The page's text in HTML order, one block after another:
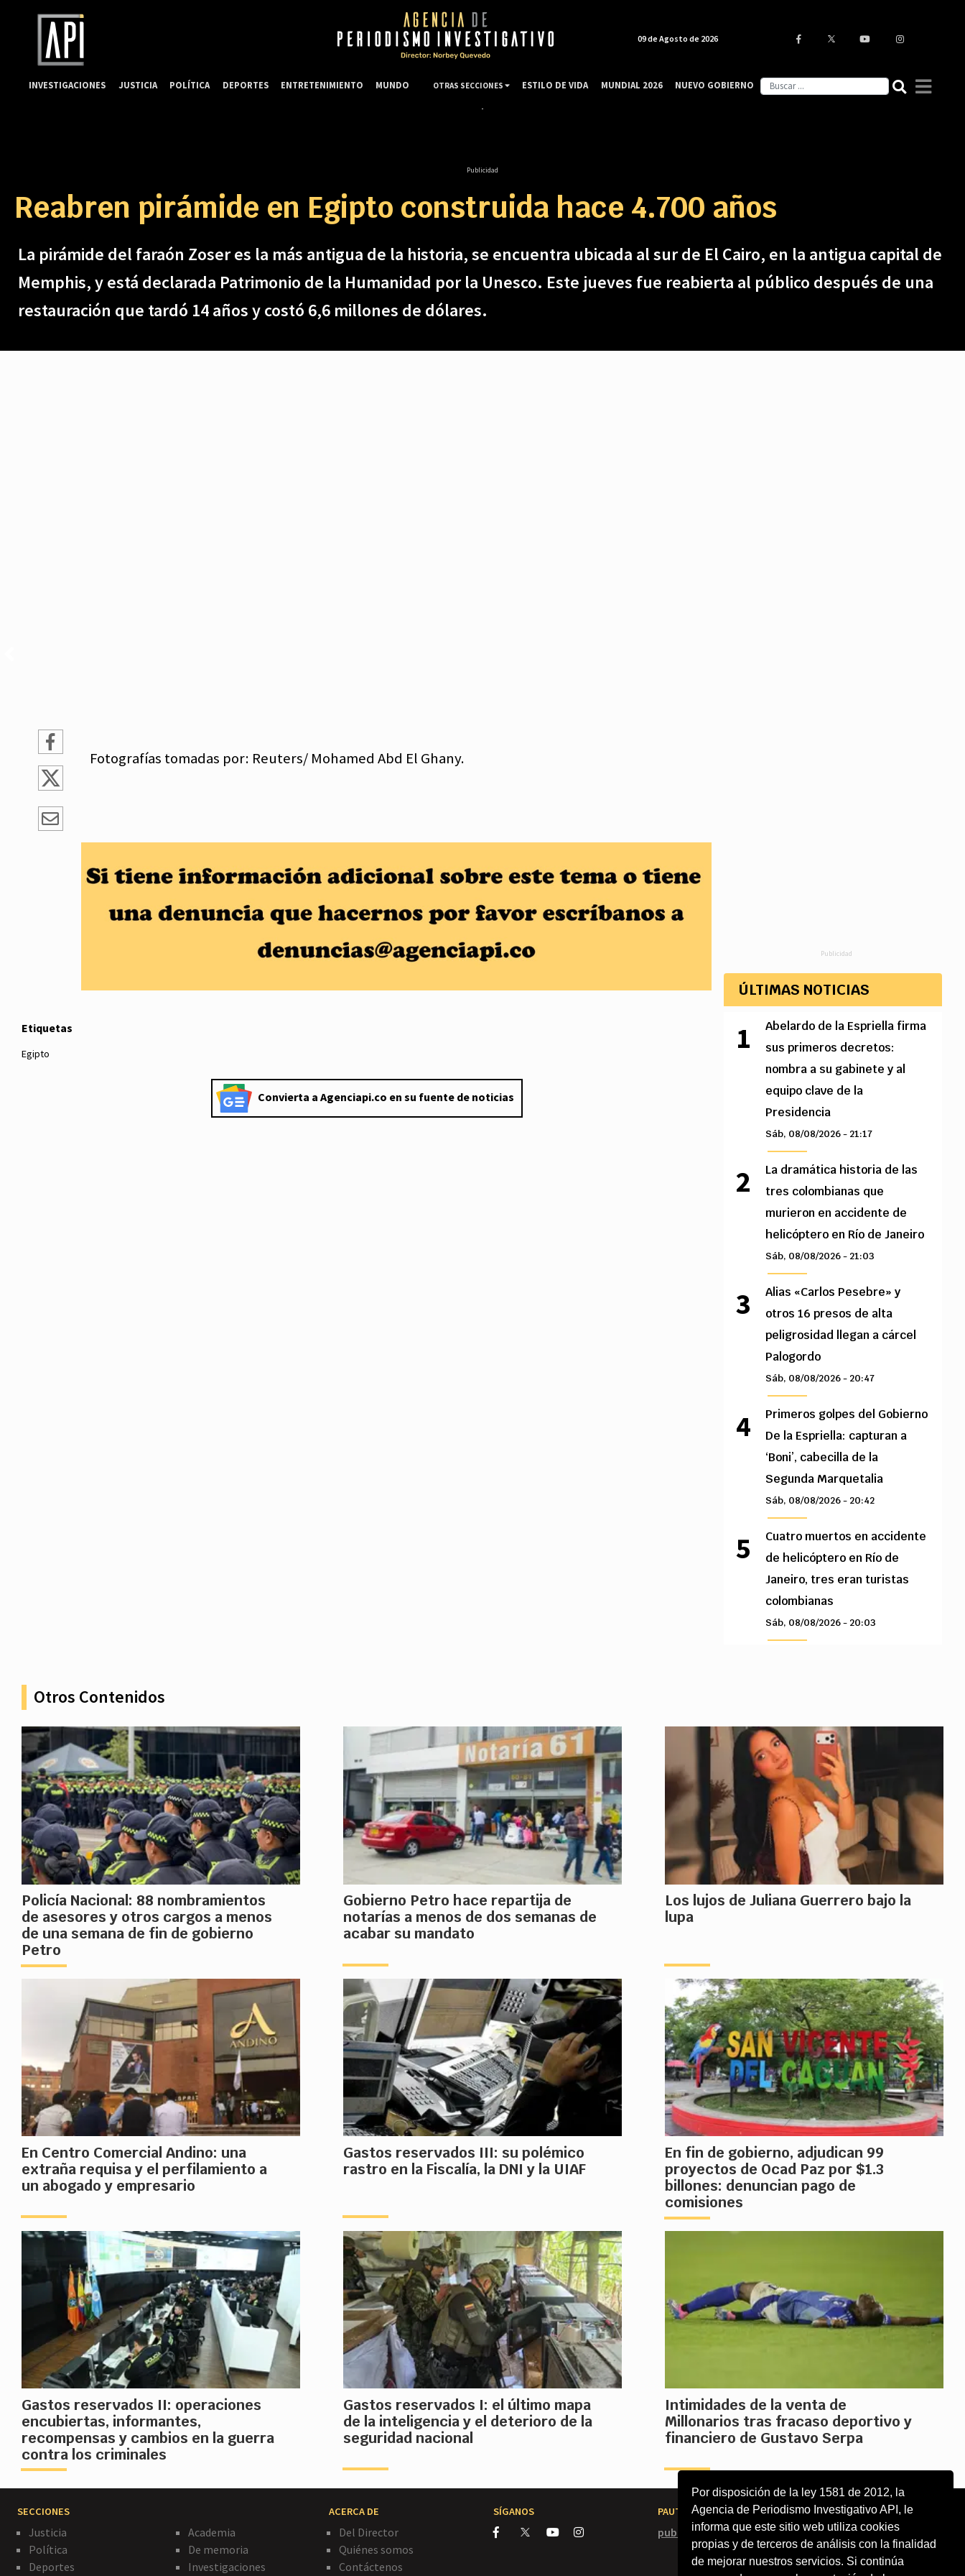
Por disposición de la ley 1581 de 2012, la
Agencia de Periodismo Investigativo API, le
informa que este sitio web utiliza cookies
propias y de terceros de análisis con la finalidad
de mejorar nuestros servicios. Si continúa
Publicidad
Reabren pirámide en Egipto construida hace 4.700 años
La pirámide del faraón Zoser es la más antigua de la historia, se encuentra ubicada al sur de El Cairo, en la antigua capital de
Memphis, y está declarada Patrimonio de la Humanidad por la Unesco. Este jueves fue reabierta al público después de una
restauración que tardó 14 años y costó 6,6 millones de dólares.
Fotografías tomadas por: Reuters/ Mohamed Abd El Ghany.
Etiquetas
Egipto
Convierta a Agenciapi.co en su fuente de noticias
Publicidad
ÚLTIMAS NOTICIAS
Abelardo de la Espriella firma
sus primeros decretos:
nombra a su gabinete y al
equipo clave de la
Presidencia
Sáb, 08/08/2026 - 21:17
La dramática historia de las
tres colombianas que
murieron en accidente de
helicóptero en Río de Janeiro
Sáb, 08/08/2026 - 21:03
Alias «Carlos Pesebre» y
otros 16 presos de alta
peligrosidad llegan a cárcel
Palogordo
Sáb, 08/08/2026 - 20:47
Primeros golpes del Gobierno
De la Espriella: capturan a
‘Boni’, cabecilla de la
Segunda Marquetalia
Sáb, 08/08/2026 - 20:42
Cuatro muertos en accidente
de helicóptero en Río de
Janeiro, tres eran turistas
colombianas
Sáb, 08/08/2026 - 20:03
Otros Contenidos
Policía Nacional: 88 nombramientos
de asesores y otros cargos a menos
de una semana de fin de gobierno
Petro
Gobierno Petro hace repartija de
notarías a menos de dos semanas de
acabar su mandato
Los lujos de Juliana Guerrero bajo la
lupa
En Centro Comercial Andino: una
extraña requisa y el perfilamiento a
un abogado y empresario
Gastos reservados III: su polémico
rastro en la Fiscalía, la DNI y la UIAF
En fin de gobierno, adjudican 99
proyectos de Ocad Paz por $1.3
billones: denuncian pago de
comisiones
Gastos reservados II: operaciones
encubiertas, informantes,
recompensas y cambios en la guerra
contra los criminales
Gastos reservados I: el último mapa
de la inteligencia y el deterioro de la
seguridad nacional
Intimidades de la venta de
Millonarios tras fracaso deportivo y
financiero de Gustavo Serpa
SECCIONES
Justicia
Política
Deportes
Academia
De memoria
Investigaciones
ACERCA DE
Del Director
Quiénes somos
Contáctenos
SÍGANOS PAUTE CON NOSOTROS
publicidad@agenciapi.co
09 de Agosto de 2026
INVESTIGACIONES JUSTICIA POLÍTICA DEPORTES ENTRETENIMIENTO MUNDO OTRAS SECCIONES ESTILO DE VIDA MUNDIAL 2026 NUEVO GOBIERNO